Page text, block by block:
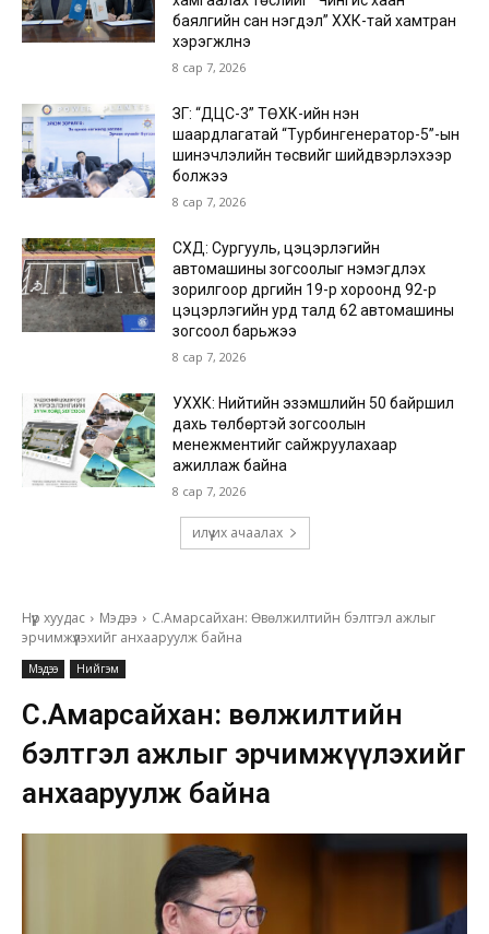
баялгийн сан нэгдэл” ХХК-тай хамтран
хэрэгжүүлнэ
8 сар 7, 2026
ЗГ: “ДЦС-3” ТӨХК-ийн нэн
шаардлагатай “Турбингенератор-5”-ын
шинэчлэлийн төсвийг шийдвэрлэхээр
болжээ
8 сар 7, 2026
СХД: Сургууль, цэцэрлэгийн
автомашины зогсоолыг нэмэгдүүлэх
зорилгоор дүүргийн 19-р хороонд 92-р
цэцэрлэгийн урд талд 62 автомашины
зогсоол барьжээ
8 сар 7, 2026
УХХК: Нийтийн эзэмшлийн 50 байршил
дахь төлбөртэй зогсоолын
менежментийг сайжруулахаар
ажиллаж байна
8 сар 7, 2026
илүү их ачаалах